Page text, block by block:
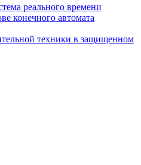
реального времени
конечного автомата
техники в защищенном